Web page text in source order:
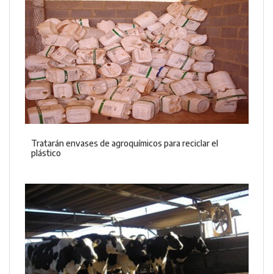
Tratarán envases de agroquímicos para reciclar el
plástico